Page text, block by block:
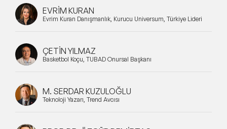
EVRİM KURAN
Evrim Kuran Danışmanlık, Kurucu Universum, Türkiye Lideri
ÇETİN YILMAZ
Basketbol Koçu, TÜBAD Onursal Başkanı
M. SERDAR KUZULOĞLU
Teknoloji Yazarı, Trend Avcısı